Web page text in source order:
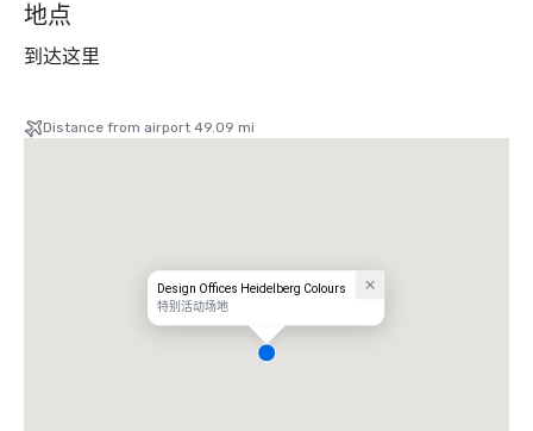
地点
到达这里
Distance from airport 49.09 mi
Design Offices Heidelberg Colours
特别活动场地